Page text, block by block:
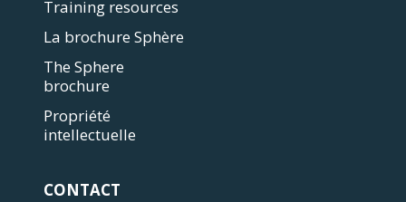
Training resources
La brochure Sphère
The Sphere
brochure
Propriété
intellectuelle
CONTACT